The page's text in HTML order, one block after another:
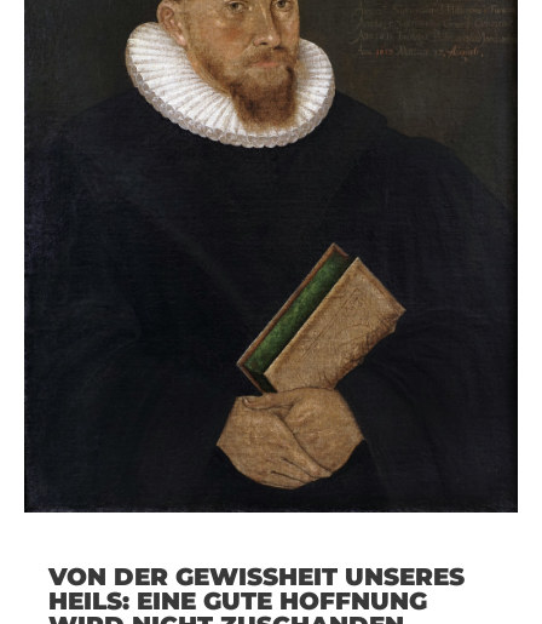
VON DER GEWISSHEIT UNSERES
HEILS: EINE GUTE HOFFNUNG